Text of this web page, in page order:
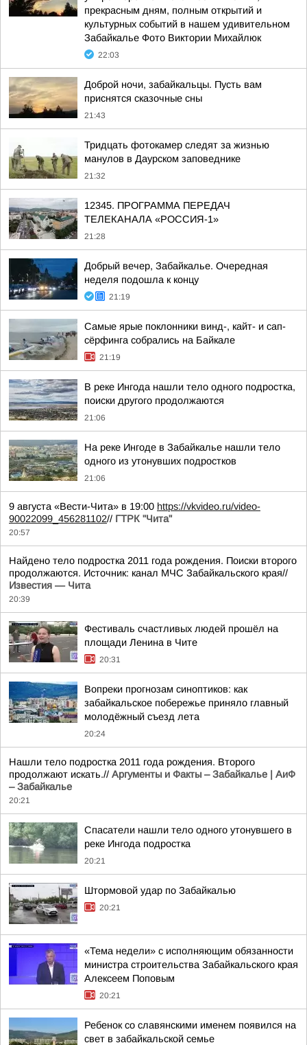
прекрасным дням, полным открытий и
культурных событий в нашем удивительном
Забайкалье Фото Виктории Михайлюк
22:03
Доброй ночи, забайкальцы. Пусть вам
приснятся сказочные сны
21:43
Тридцать фотокамер следят за жизнью
манулов в Даурском заповеднике
21:32
12345. ПРОГРАММА ПЕРЕДАЧ
ТЕЛЕКАНАЛА «РОССИЯ-1»
21:28
Добрый вечер, Забайкалье. Очередная
неделя подошла к концу
21:19
Самые ярые поклонники винд-, кайт- и сап-
сёрфинга собрались на Байкале
21:19
В реке Ингода нашли тело одного подростка,
поиски другого продолжаются
21:06
На реке Ингоде в Забайкалье нашли тело
одного из утонувших подростков
21:06
9 августа «Вести-Чита» в 19:00 https://vkvideo.ru/video-
90022099_456281102// ГТРК "Чита"
20:57
Найдено тело подростка 2011 года рождения. Поиски второго
продолжаются. Источник: канал МЧС Забайкальского края//
Известия — Чита
20:39
Фестиваль счастливых людей прошёл на
площади Ленина в Чите
20:31
Вопреки прогнозам синоптиков: как
забайкальское побережье приняло главный
молодёжный съезд лета
20:24
Нашли тело подростка 2011 года рождения. Второго
продолжают искать.// Аргументы и Факты – Забайкалье | АиФ
– Забайкалье
20:21
Спасатели нашли тело одного утонувшего в
реке Ингода подростка
20:21
Штормовой удар по Забайкалью
20:21
«Тема недели» с исполняющим обязанности
министра строительства Забайкальского края
Алексеем Поповым
20:21
Ребенок со славянскими именем появился на
свет в забайкальской семье